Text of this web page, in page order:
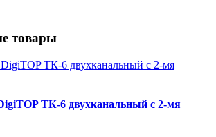
товары
ТК-6 двухканальный с 2-мя